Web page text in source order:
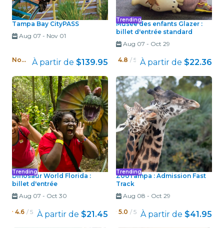
Tampa Bay CityPASS
Aug 07 - Nov 01
Nouveau ! À partir de $139.95
Trending
Musée des enfants Glazer :
billet d'entrée standard
Aug 07 - Oct 29
4.8 / 5 À partir de $22.36
Trending
Dinosaur World Florida :
billet d'entrée
Aug 07 - Oct 30
4.6 / 5 À partir de $21.45
Trending
ZooTampa : Admission Fast
Track
Aug 08 - Oct 29
5.0 / 5 À partir de $41.95